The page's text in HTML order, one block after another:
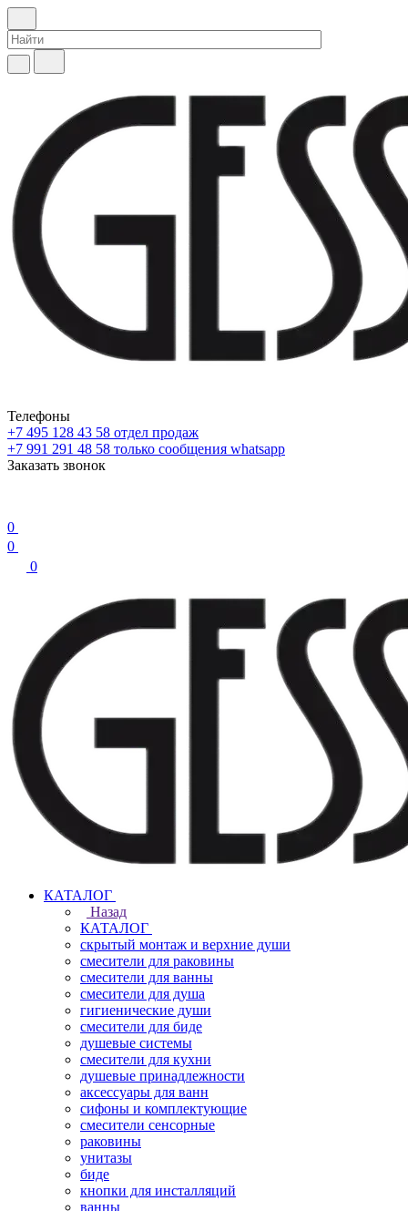
Телефоны
+7 495 128 43 58 отдел продаж
+7 991 291 48 58 только сообщения whatsapp
Заказать звонок
0
0
0
КАТАЛОГ
Назад
КАТАЛОГ
скрытый монтаж и верхние души
смесители для раковины
смесители для ванны
смесители для душа
гигиенические души
смесители для биде
душевые системы
смесители для кухни
душевые принадлежности
аксессуары для ванн
сифоны и комплектующие
смесители сенсорные
раковины
унитазы
биде
кнопки для инсталляций
ванны